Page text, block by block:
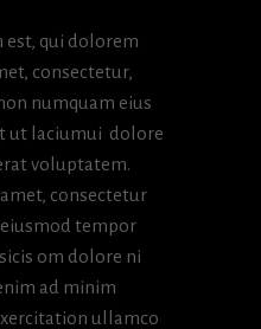
est, qui dolorem
consectetur,
numquam eius
ut laciumui dolore
voluptatem.
consectetur
tempor
om dolore ni
ad minim
ullamco